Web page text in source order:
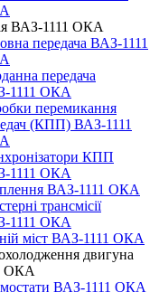
ВАЗ-1111 ОКА
передача ВАЗ-1111
передача
1111 ОКА
перемикання
(КПП) ВАЗ-1111
КПП
1111 ОКА
ВАЗ-1111 ОКА
трансмісії
1111 ОКА
міст ВАЗ-1111 ОКА
двигуна
ОКА
ВАЗ-1111 ОКА